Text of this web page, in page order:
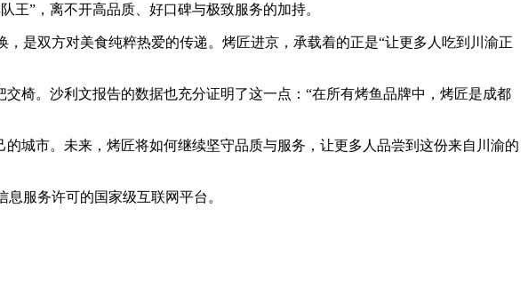
”，离不开高品质、好口碑与极致服务的加持。
双方对美食纯粹热爱的传递。烤匠进京，承载着的正是“让更多人吃到川渝正
。沙利文报告的数据也充分证明了这一点：“在所有烤鱼品牌中，烤匠是成都
市。未来，烤匠将如何继续坚守品质与服务，让更多人品尝到这份来自川渝的
服务许可的国家级互联网平台。